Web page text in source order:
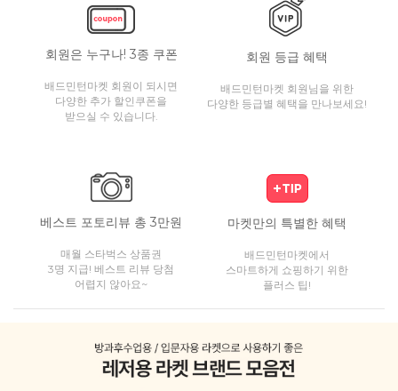
회원은 누구나! 3종 쿠폰
배드민턴마켓 회원이 되시면
다양한 추가 할인쿠폰을
받으실 수 있습니다.
회원 등급 혜택
배드민턴마켓 회원님을 위한
다양한 등급별 혜택을 만나보세요!
베스트 포토리뷰 총 3만원
매월 스타벅스 상품권
3명 지급! 베스트 리뷰 당첨
어렵지 않아요~
마켓만의 특별한 혜택
배드민턴마켓에서
스마트하게 쇼핑하기 위한
플러스 팁!